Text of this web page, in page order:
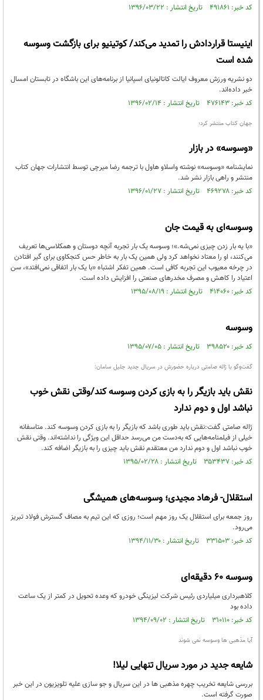
کد خبر: ۴۹۱۸۶۱ تاریخ انتشار : ۱۳۹۶/۰۳/۲۲
اینیستا قراردادش را تمدید می‌کند/ کوتینیو برای بازگشت وسوسه
شده است
دو نشریه ورزش معروف ایالت کاتالونیای اسپانیا از برنامه‌های این باشگاه در تابستان امسال
خبر داده‌اند.
کد خبر: ۴۷۶۱۴۳ تاریخ انتشار : ۱۳۹۶/۰۲/۱۴
جهان کتاب منتشر کرد؛
«وسوسه» در بازار
نمایشنامه «وسوسه» نوشته واسلاو هاول با ترجمه رضا میرچی توسط انتشارات جهان کتاب
منتشر و راهی بازار نشر شد.
کد خبر: ۴۶۹۲۷۸ تاریخ انتشار : ۱۳۹۶/۰۱/۲۷
وسوسه‌ای به قیمت جان
«با یه بار زدن چیزی نمی‌شه.»؛ وسوسه یک بار تجربه آنچه دوستان و همکلاسی‌ها تعریف
می‌کنند، او را معتاد نخواهد کرد ولی همین یک بار به خاطر حس کنجکاوی برای گیر افتادن
در چرخه معیوب این تجربه کافی است. همین تفکر اشتباه «با یک بار اتفاقی نمی‌افتد»، سن
اعتیاد را کاهش و مصرف مخدرهای صنعتی را افزایش داده است.
کد خبر: ۴۱۴۰۶۰ تاریخ انتشار : ۱۳۹۵/۰۸/۱۹
وسوسه
کد خبر: ۳۹۸۵۲۰ تاریخ انتشار : ۱۳۹۵/۰۷/۰۵
گفت‌وگو با ژاله صامتی درباره حضورش در سریال جدید جلیل سامان:
نقش باید بازیگر را به بازی کردن وسوسه کند/وقتی نقش خوب
نباشد اول و دوم ندارد
ژاله صامتی گفت:نقش باید طوری باشد که بازیگر را به بازی کردن وسوسه کند. متاسفانه
خیلی از فیلمنامه‌هایی که به‌دست من می‌رسد حداقل این ویژگی را نداشته‌اند. وقتی نقش
خوب نباشد اول و دوم ندارد من معتقدم نقش باید چیزی را به بازیگر اضافه کند.
کد خبر: ۳۵۳۴۳۷ تاریخ انتشار : ۱۳۹۵/۰۲/۲۸
استقلال- فرهاد مجیدی‌‌؛ وسوسه‌های همیشگی
روز جمعه برای استقلال یک روز مهم است‌‌؛ روزی که این تیم به مصاف گسترش فولاد تبریز
می‌رود.
کد خبر: ۳۳۱۵۰۳ تاریخ انتشار : ۱۳۹۴/۱۱/۳۰
وسوسه 60 دقیقه‌ای
کلاهبرداری میلیاردی رئیس شرکت لیزینگی خودرو که وعده تحویل در کمتر از یک ساعت
داده بود
کد خبر: ۳۱۰۱۱۰ تاریخ انتشار : ۱۳۹۴/۰۹/۰۲
آیا مذهبی ها وسوسه نمی شوند
شایعه جدید در مورد سریال تنهایی لیلا!
بررسی شایعه تخریب چهره مذهبی ها در این سریال و جو سازی علیه تلویزیون در این خبر
صورت گرفته است.